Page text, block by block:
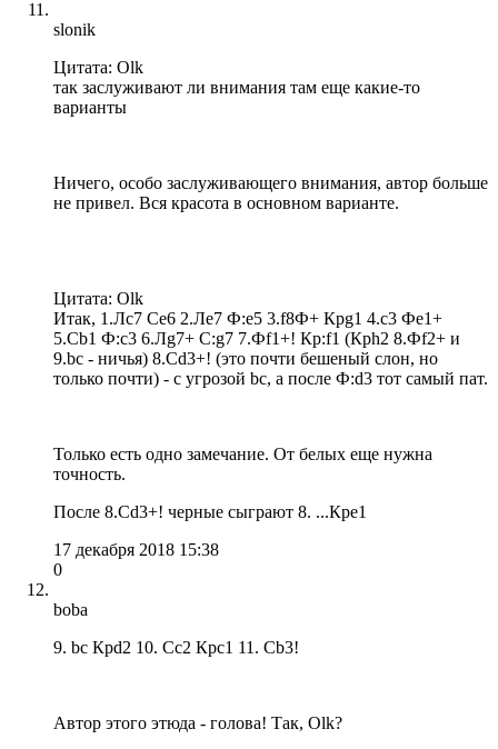
slonik
Цитата: Olk
так заслуживают ли внимания там еще какие-то
варианты
Ничего, особо заслуживающего внимания, автор больше
не привел. Вся красота в основном варианте.
Цитата: Olk
Итак, 1.Лс7 Сe6 2.Лe7 Ф:e5 3.f8Ф+ Крg1 4.c3 Фe1+
5.Cb1 Ф:c3 6.Лg7+ С:g7 7.Фf1+! Кр:f1 (Крh2 8.Фf2+ и
9.bc - ничья) 8.Сd3+! (это почти бешеный слон, но
только почти) - c угрозой bc, а после Ф:d3 тот самый пат.
Только есть одно замечание. От белых еще нужна
точность.
После 8.Сd3+! черные сыграют 8. ...Кре1
17 декабря 2018 15:38
0
boba
9. bc Крd2 10. Cc2 Крc1 11. Сb3!
Автор этого этюда - голова! Так, Olk?